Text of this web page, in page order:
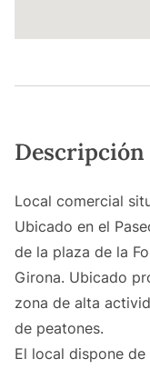
Descripción
Local comercial
Ubicado en el
de la plaza de la
Girona. Ubicado
zona de alta
de peatones.
El local dispone